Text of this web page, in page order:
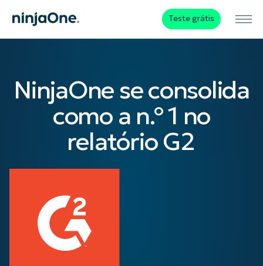
Teste grátis
NinjaOne se consolida
como a n.º 1 no
relatório G2